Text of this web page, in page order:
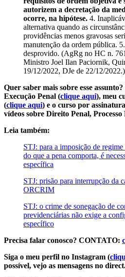
autorizem a decretação da
ocorre, na hipótese. 4.
alternativa quando as
providências menos gravosas
manutenção da ordem pública.
desprovido. (AgRg no HC n.
Ministro Joel Ilan Paciornik,
19/12/2022, DJe de 22/12/2022.)
Quer saber mais sobre esse
Execução Penal (clique aqui), meu
(clique aqui) e o curso por
vídeos sobre Direito Penal, Processo
Leia também:
STJ: para a imposição de
do que a pena comporta, é
específica
STJ: prisão para interrupção da
ORCRIM
STJ: o crime de sonegação de
previdenciárias não exige a
específico
Precisa falar conosco? CONTATO:
Siga o meu perfil no Instagram (
possível, vejo as mensagens no